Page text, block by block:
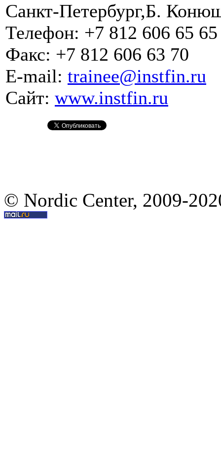
Санкт-Петербург,Б.
Телефон: +7 812 606 65 65
Факс: +7 812 606 63 70
E-mail: trainee@instfin.ru
Сайт: www.instfin.ru
© Nordic Center, 2009-